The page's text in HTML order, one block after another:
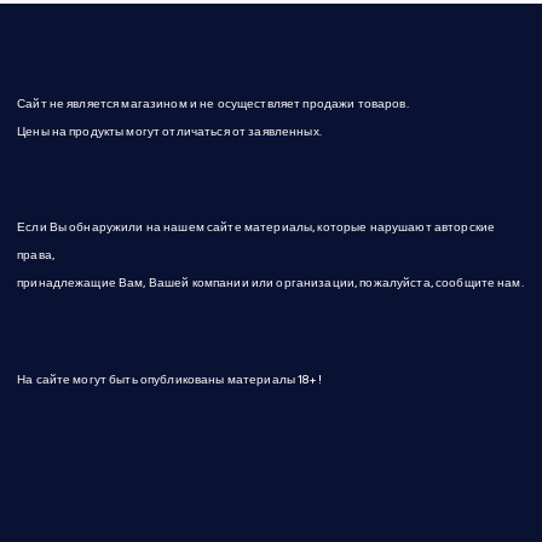
Сайт не является магазином и не осуществляет продажи товаров.
Цены на продукты могут отличаться от заявленных.
Если Вы обнаружили на нашем сайте материалы, которые нарушают авторские
права,
принадлежащие Вам, Вашей компании или организации, пожалуйста, сообщите нам.
На сайте могут быть опубликованы материалы 18+!